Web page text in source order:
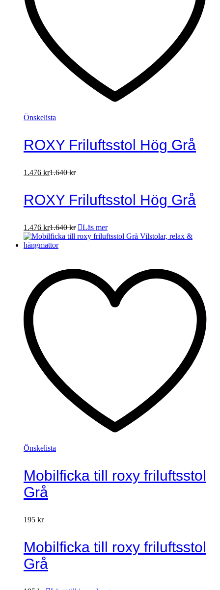
Önskelista
ROXY Friluftsstol Hög Grå
1.476 kr1.640kr
ROXY Friluftsstol Hög Grå
1.476 kr1.640kr Läs mer
Önskelista
Mobilficka till roxy friluftsstol
Grå
195 kr
Mobilficka till roxy friluftsstol
Grå